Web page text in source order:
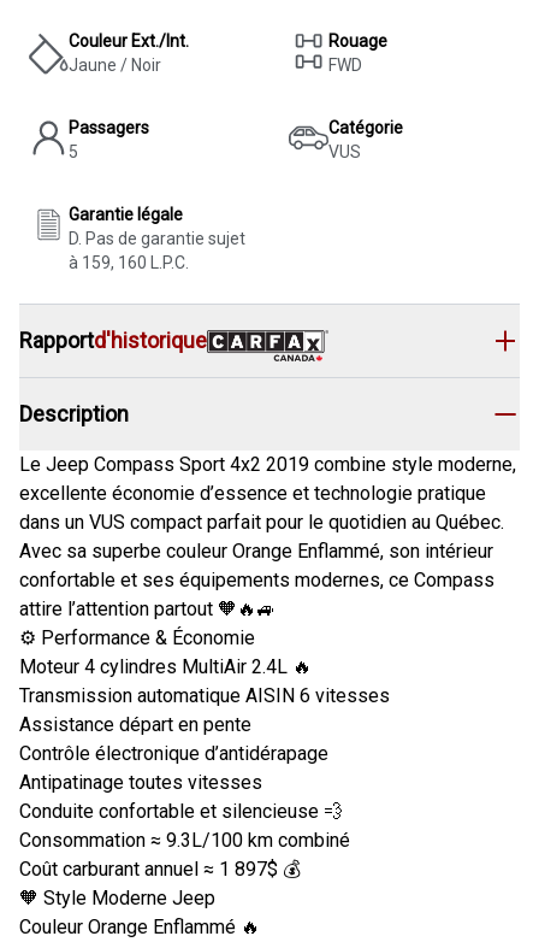
Couleur Ext./Int.
Jaune / Noir
Rouage
FWD
Passagers
5
Catégorie
VUS
Garantie légale
D. Pas de garantie sujet
à 159, 160 L.P.C.
Rapportd'historique
Description
Le Jeep Compass Sport 4x2 2019 combine style moderne,
excellente économie d’essence et technologie pratique
dans un VUS compact parfait pour le quotidien au Québec.
Avec sa superbe couleur Orange Enflammé, son intérieur
confortable et ses équipements modernes, ce Compass
attire l’attention partout 🧡🔥🚙
⚙️ Performance & Économie
Moteur 4 cylindres MultiAir 2.4L 🔥
Transmission automatique AISIN 6 vitesses
Assistance départ en pente
Contrôle électronique d’antidérapage
Antipatinage toutes vitesses
Conduite confortable et silencieuse 💨
Consommation ≈ 9.3L/100 km combiné
Coût carburant annuel ≈ 1 897$ 💰
🧡 Style Moderne Jeep
Couleur Orange Enflammé 🔥